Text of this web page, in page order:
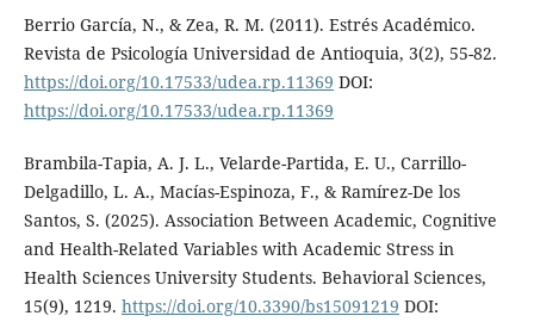
Berrio García, N., & Zea, R. M. (2011). Estrés Académico.
Revista de Psicología Universidad de Antioquia, 3(2), 55-82.
https://doi.org/10.17533/udea.rp.11369 DOI:
https://doi.org/10.17533/udea.rp.11369
Brambila-Tapia, A. J. L., Velarde-Partida, E. U., Carrillo-
Delgadillo, L. A., Macías-Espinoza, F., & Ramírez-De los
Santos, S. (2025). Association Between Academic, Cognitive
and Health-Related Variables with Academic Stress in
Health Sciences University Students. Behavioral Sciences,
15(9), 1219. https://doi.org/10.3390/bs15091219 DOI: